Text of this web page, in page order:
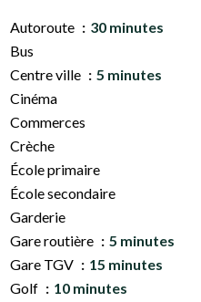
Autoroute
30 minutes
Bus
Centre ville
5 minutes
Cinéma
Commerces
Crèche
École primaire
École secondaire
Garderie
Gare routière
5 minutes
Gare TGV
15 minutes
Golf
10 minutes